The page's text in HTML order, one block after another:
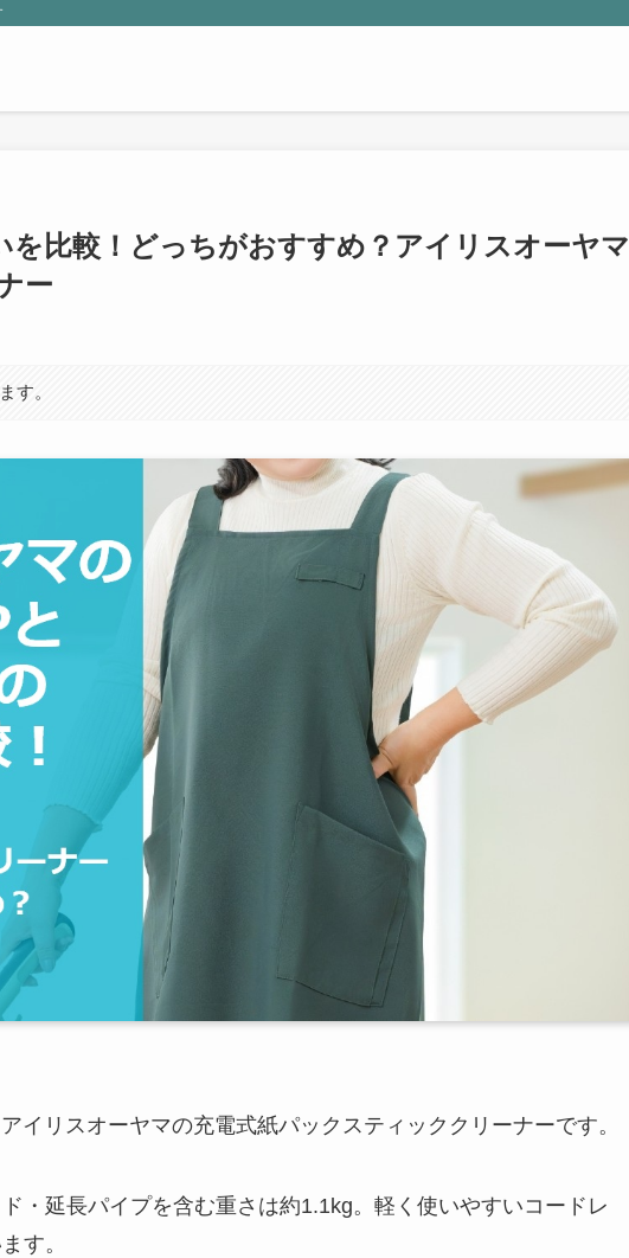
を比較！どっちがおすすめ？アイリスオーヤマ
ー
す。
イリスオーヤマの充電式紙パックスティッククリーナーです。
・延長パイプを含む重さは約1.1kg。軽く使いやすいコードレ
す。